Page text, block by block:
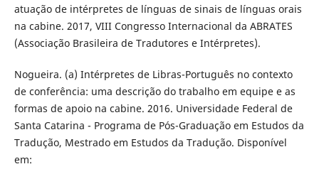
atuação de intérpretes de línguas de sinais de línguas orais
na cabine. 2017, VIII Congresso Internacional da ABRATES
(Associação Brasileira de Tradutores e Intérpretes).
Nogueira. (a) Intérpretes de Libras-Português no contexto
de conferência: uma descrição do trabalho em equipe e as
formas de apoio na cabine. 2016. Universidade Federal de
Santa Catarina - Programa de Pós-Graduação em Estudos da
Tradução, Mestrado em Estudos da Tradução. Disponível
em: